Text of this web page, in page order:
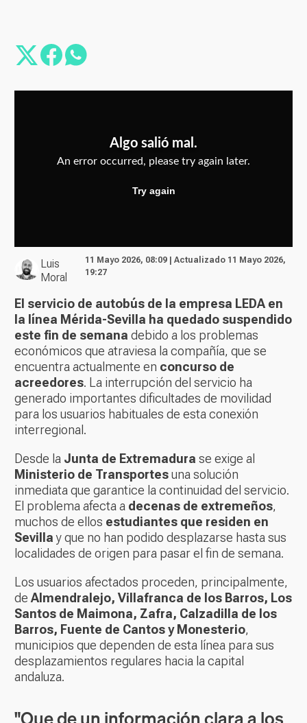
Luis
Moral
11 Mayo 2026, 08:09 | Actualizado 11 Mayo 2026,
19:27
El servicio de autobús de la empresa LEDA en
la línea Mérida-Sevilla ha quedado suspendido
este fin de semana debido a los problemas
económicos que atraviesa la compañía, que se
encuentra actualmente en concurso de
acreedores. La interrupción del servicio ha
generado importantes dificultades de movilidad
para los usuarios habituales de esta conexión
interregional.
Desde la Junta de Extremadura se exige al
Ministerio de Transportesuna solución
inmediata que garantice la continuidad del servicio.
El problema afecta a decenas de extremeños,
muchos de ellos estudiantes que residen en
Sevillay que no han podido desplazarse hasta sus
localidades de origen para pasar el fin de semana.
Los usuarios afectados proceden, principalmente,
de Almendralejo, Villafranca de los Barros, Los
Santos de Maimona, Zafra, Calzadilla de los
Barros, Fuente de Cantos y Monesterio,
municipios que dependen de esta línea para sus
desplazamientos regulares hacia la capital
andaluza.